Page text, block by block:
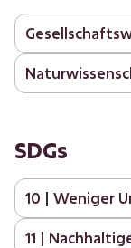
SDGs
10 | Weniger
11 |